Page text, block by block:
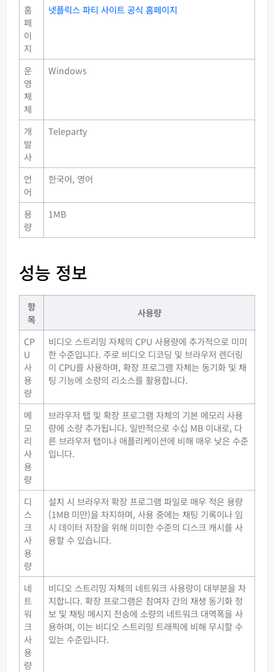
홈
페
이
지
넷플릭스 파티 사이트 공식 홈페이지
운
영
체
제
Windows
개
발
사
Teleparty
언
어
한국어, 영어
용
량
1MB
성능 정보
항
목
사용량
CP
U
사
용
량
비디오 스트리밍 자체의 CPU 사용량에 추가적으로 미미
한 수준입니다. 주로 비디오 디코딩 및 브라우저 렌더링
이 CPU를 사용하며, 확장 프로그램 자체는 동기화 및 채
팅 기능에 소량의 리소스를 활용합니다.
메
모
리
사
용
량
브라우저 탭 및 확장 프로그램 자체의 기본 메모리 사용
량에 소량 추가됩니다. 일반적으로 수십 MB 이내로, 다
른 브라우저 탭이나 애플리케이션에 비해 매우 낮은 수준
입니다.
디
스
크
사
용
량
설치 시 브라우저 확장 프로그램 파일로 매우 적은 용량
(1MB 미만)을 차지하며, 사용 중에는 채팅 기록이나 임
시 데이터 저장을 위해 미미한 수준의 디스크 캐시를 사
용할 수 있습니다.
네
트
워
크
사
용
량
비디오 스트리밍 자체의 네트워크 사용량이 대부분을 차
지합니다. 확장 프로그램은 참여자 간의 재생 동기화 정
보 및 채팅 메시지 전송에 소량의 네트워크 대역폭을 사
용하며, 이는 비디오 스트리밍 트래픽에 비해 무시할 수
있는 수준입니다.